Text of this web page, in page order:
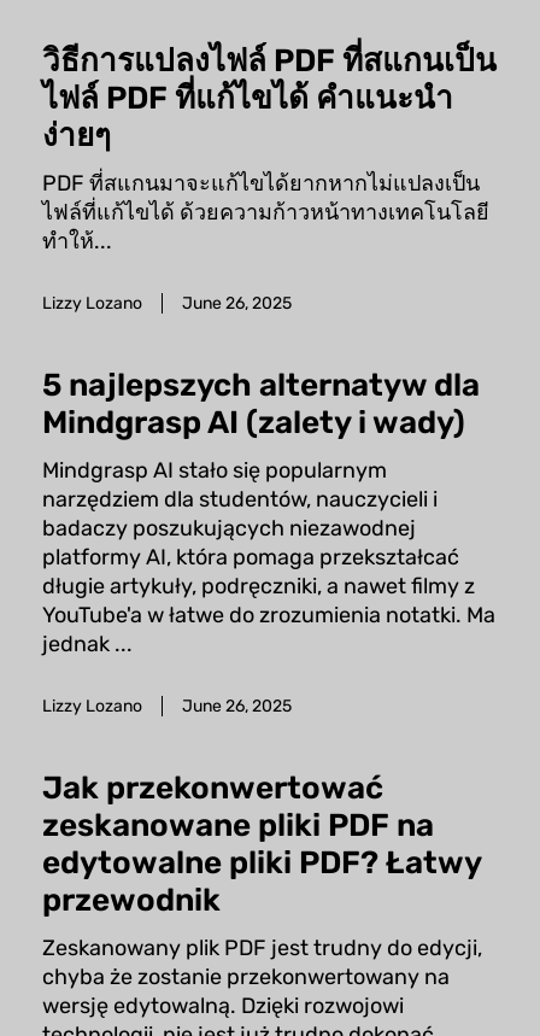
วิธีการแปลงไฟล์ PDF ที่สแกนเป็น
ไฟล์ PDF ที่แก้ไขได้ คำแนะนำ
ง่ายๆ
PDF ที่สแกนมาจะแก้ไขได้ยากหากไม่แปลงเป็น
ไฟล์ที่แก้ไขได้ ด้วยความก้าวหน้าทางเทคโนโลยี
ทำให้...
Lizzy Lozano June 26, 2025
5 najlepszych alternatyw dla
Mindgrasp AI (zalety i wady)
Mindgrasp AI stało się popularnym
narzędziem dla studentów, nauczycieli i
badaczy poszukujących niezawodnej
platformy AI, która pomaga przekształcać
długie artykuły, podręczniki, a nawet filmy z
YouTube'a w łatwe do zrozumienia notatki. Ma
jednak ...
Lizzy Lozano June 26, 2025
Jak przekonwertować
zeskanowane pliki PDF na
edytowalne pliki PDF? Łatwy
przewodnik
Zeskanowany plik PDF jest trudny do edycji,
chyba że zostanie przekonwertowany na
wersję edytowalną. Dzięki rozwojowi